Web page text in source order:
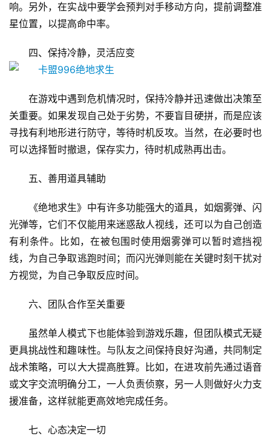
响。另外，在实战中要学会预判对手移动方向，提前调整准
星位置，以提高命中率。
四、保持冷静，灵活应变
在游戏中遇到危机情况时，保持冷静并迅速做出决策至
关重要。如果发现自己处于劣势，不要盲目硬拼，而是应该
寻找有利地形进行防守，等待时机反攻。当然，在必要时也
可以选择暂时撤退，保存实力，待时机成熟再出击。
五、善用道具辅助
《绝地求生》中有许多功能强大的道具，如烟雾弹、闪
光弹等，它们不仅能用来迷惑敌人视线，还可以为自己创造
有利条件。比如，在被包围时使用烟雾弹可以暂时遮挡视
线，为自己争取逃跑时间；而闪光弹则能在关键时刻干扰对
方视觉，为自己争取反应时间。
六、团队合作至关重要
虽然单人模式下也能体验到游戏乐趣，但团队模式无疑
更具挑战性和趣味性。与队友之间保持良好沟通，共同制定
战术策略，可以大大提高胜算。比如，在进攻前先通过语音
或文字交流明确分工，一人负责侦察，另一人则做好火力支
援准备，这样就能更高效地完成任务。
七、心态决定一切